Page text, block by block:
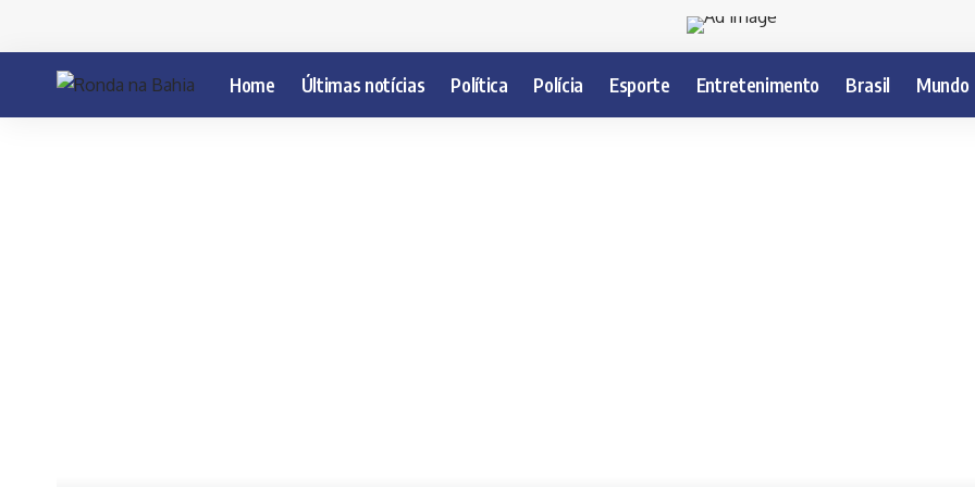
Home Últimas notícias Política Polícia Esporte Entretenimento Brasil Mundo